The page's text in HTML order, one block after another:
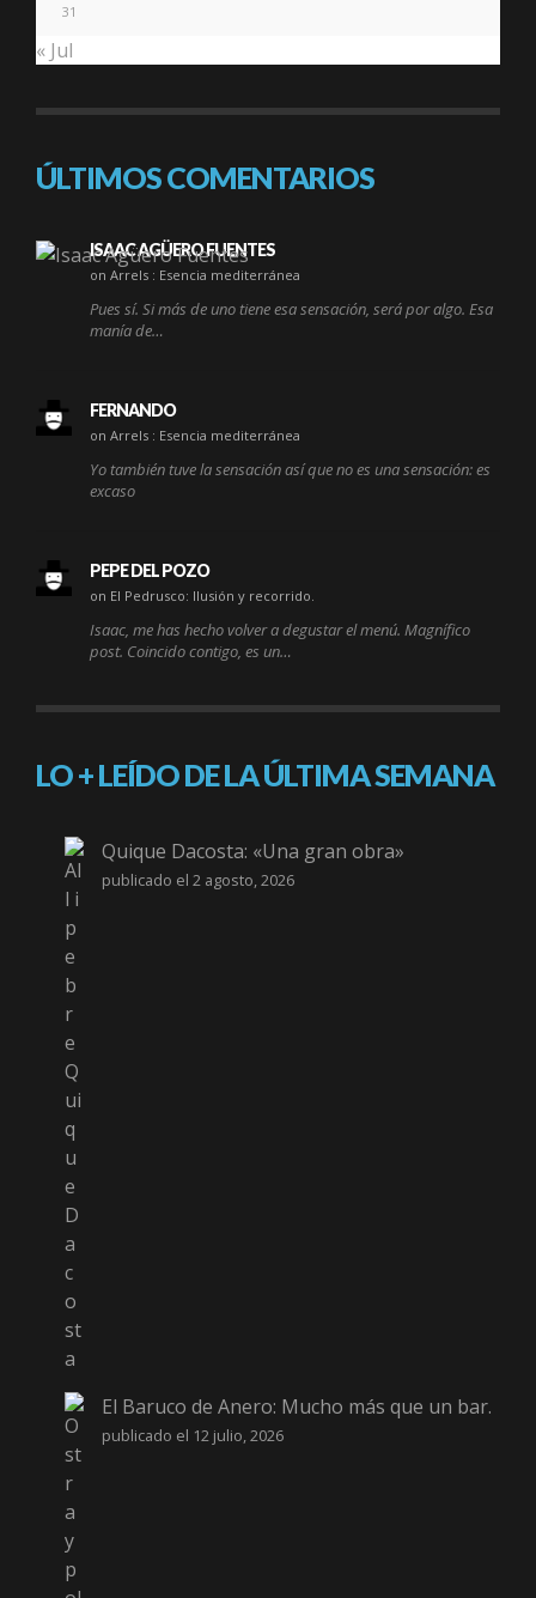
31
« Jul
ÚLTIMOS COMENTARIOS
ISAAC AGÜERO FUENTES
on Arrels : Esencia mediterránea
Pues sí. Si más de uno tiene esa sensación, será por algo. Esa
manía de…
FERNANDO
on Arrels : Esencia mediterránea
Yo también tuve la sensación así que no es una sensación: es
excaso
PEPE DEL POZO
on El Pedrusco: Ilusión y recorrido.
Isaac, me has hecho volver a degustar el menú. Magnífico
post. Coincido contigo, es un…
LO + LEÍDO DE LA ÚLTIMA SEMANA
Quique Dacosta: «Una gran obra»
publicado el 2 agosto, 2026
El Baruco de Anero: Mucho más que un bar.
publicado el 12 julio, 2026